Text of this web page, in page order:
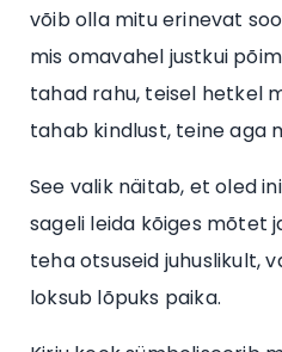
võib olla mitu erinevat
mis omavahel justkui
tahad rahu, teisel hetkel
tahab kindlust, teine aga
See valik näitab, et oled
sageli leida kõiges mõtet
teha otsuseid juhuslikult,
loksub lõpuks paika.